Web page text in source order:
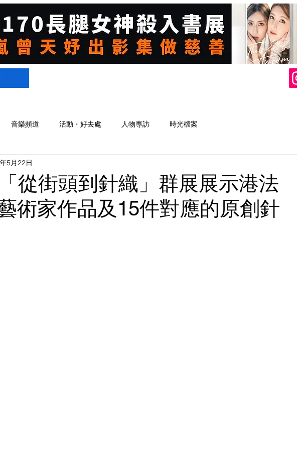
音樂頻道 活動・好去處 人物專訪 時光檔案
從街頭到針織」群展展示港法
術家作品及15件對應的原創針
5月22日